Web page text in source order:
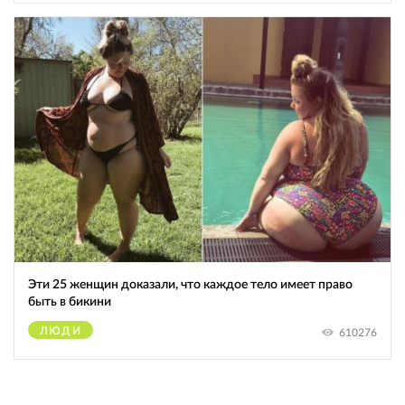
Эти 25 женщин доказали, что каждое тело имеет право
быть в бикини
ЛЮДИ 610276